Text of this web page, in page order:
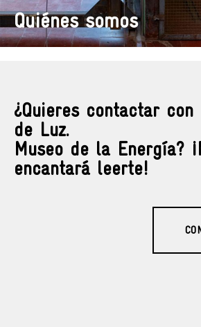
Quiénes somos
¿Quieres contactar
de Luz.
Museo de la Energía?
encantará leerte!